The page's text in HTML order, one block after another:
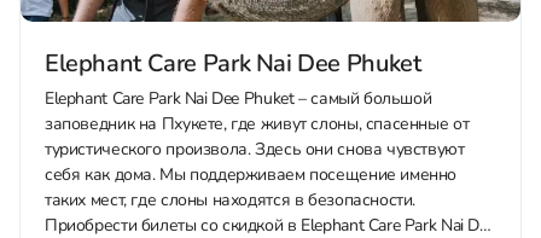
Elephant Care Park Nai Dee Phuket
Elephant Care Park Nai Dee Phuket – самый большой
заповедник на Пхукете, где живут слоны, спасенные от
туристического произвола. Здесь они снова чувствуют
себя как дома. Мы поддерживаем посещение именно
таких мест, где слоны находятся в безопасности.
Приобрести билеты со скидкой в Elephant Care Park Nai Dee